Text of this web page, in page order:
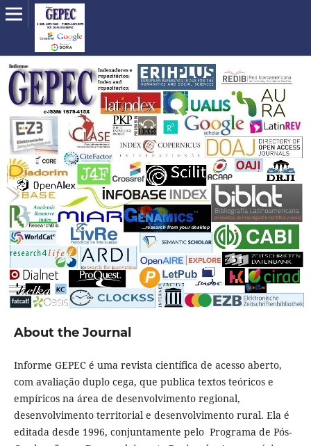
About the Journal
Informe GEPEC é uma revista científica de acesso aberto,
com avaliação duplo cega, que publica textos teóricos e
empíricos na área de desenvolvimento regional,
desenvolvimento territorial e desenvolvimento rural. Ela é
editada desde 1996, conjuntamente pelo Programa de Pós-